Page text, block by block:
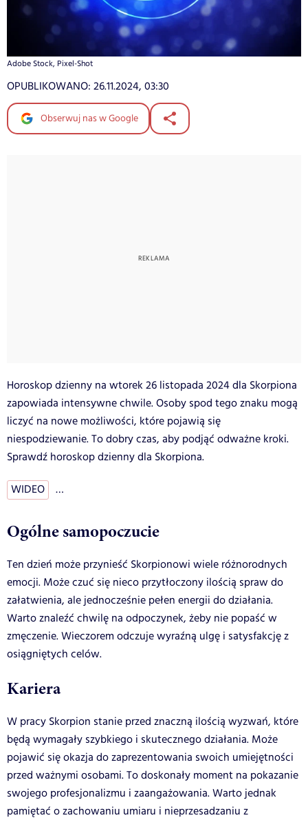
Adobe Stock, Pixel-Shot
OPUBLIKOWANO: 26.11.2024, 03:30
Obserwuj nas w Google
Horoskop dzienny na wtorek 26 listopada 2024 dla Skorpiona
zapowiada intensywne chwile. Osoby spod tego znaku mogą
liczyć na nowe możliwości, które pojawią się
niespodziewanie. To dobry czas, aby podjąć odważne kroki.
Sprawdź horoskop dzienny dla Skorpiona.
WIDEO …
Ogólne samopoczucie
Ten dzień może przynieść Skorpionowi wiele różnorodnych
emocji. Może czuć się nieco przytłoczony ilością spraw do
załatwienia, ale jednocześnie pełen energii do działania.
Warto znaleźć chwilę na odpoczynek, żeby nie popaść w
zmęczenie. Wieczorem odczuje wyraźną ulgę i satysfakcję z
osiągniętych celów.
Kariera
W pracy Skorpion stanie przed znaczną ilością wyzwań, które
będą wymagały szybkiego i skutecznego działania. Może
pojawić się okazja do zaprezentowania swoich umiejętności
przed ważnymi osobami. To doskonały moment na pokazanie
swojego profesjonalizmu i zaangażowania. Warto jednak
pamiętać o zachowaniu umiaru i nieprzesadzaniu z